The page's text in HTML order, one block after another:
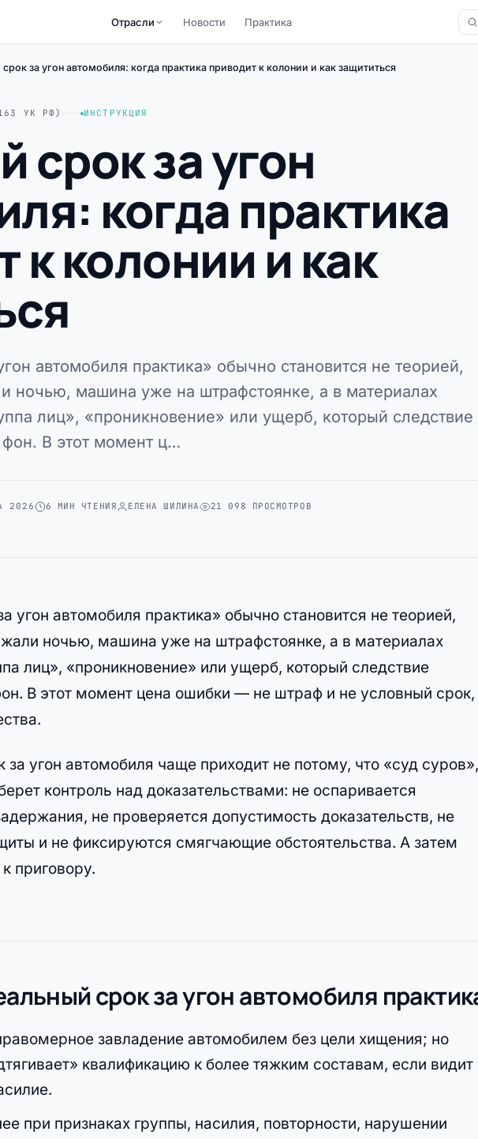
Отрасли Новости Практика
за угон автомобиля: когда практика приводит к колонии и как защититься
УК РФ) ИНСТРУКЦИЯ
срок за угон
когда практика
к колонии и как
автомобиля практика» обычно становится не теорией,
ночью, машина уже на штрафстоянке, а в материалах
лиц», «проникновение» или ущерб, который следствие
фон. В этот момент ц…
2026 6 МИН ЧТЕНИЯ ЕЛЕНА ШИЛИНА 21 098 ПРОСМОТРОВ
угон автомобиля практика» обычно становится не теорией,
ночью, машина уже на штрафстоянке, а в материалах
лиц», «проникновение» или ущерб, который следствие
В этот момент цена ошибки — не штраф и не условный срок,
угон автомобиля чаще приходит не потому, что «суд
контроль над доказательствами: не оспаривается
не проверяется допустимость доказательств, не
и не фиксируются смягчающие обстоятельства. А затем
приговору.
срок за угон автомобиля
завладение автомобилем без цели хищения; но
квалификацию к более тяжким составам, если видит
при признаках группы, насилия, повторности, нарушении